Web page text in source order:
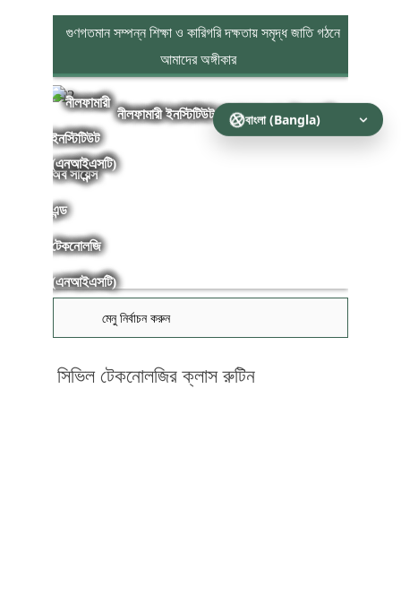
গুণগতমান সম্পন্ন শিক্ষা ও কারিগরি দক্ষতায় সমৃদ্ধ জাতি গঠনে
আমাদের অঙ্গীকার
নীলফামারী ইনস্টিটিউট অব সায়েন্স এন্ড টেকনোলজি
(এনআইএসটি)
মেনু নির্বাচন করুন
সিভিল টেকনোলজির ক্লাস রুটিন